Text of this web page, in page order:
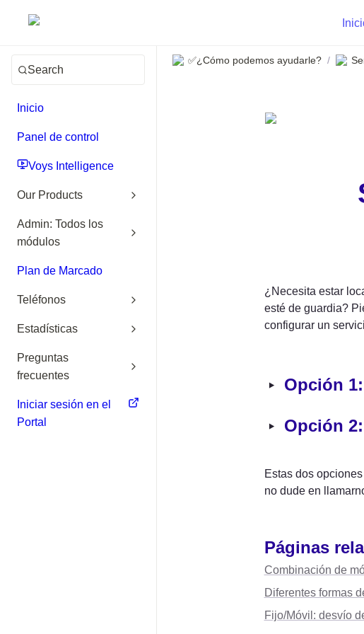
Search
Inicio
Panel de control
Voys Intelligence
Our Products
Admin: Todos los
módulos
Plan de Marcado
Teléfonos
Estadísticas
Preguntas
frecuentes
Iniciar sesión en el
Portal
✅¿Cómo podemos ayudarle? /
¿Necesita estar
esté de guardia?
configurar un
‣ Opción
‣ Opción
Estas dos
no dude en
Páginas
Combinación de
Diferentes formas
Fijo/Móvil: desvío